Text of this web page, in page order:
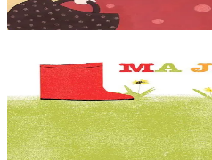
Er stok 12,00 €
Ma jardin
Levr-CD diwar ar ganaouenn : «
ar vur zo er jardin, ar jardin a zo